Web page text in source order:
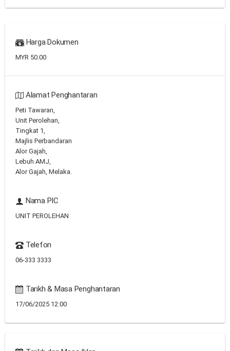
Harga Dokumen
MYR 50.00
Alamat Penghantaran
Peti Tawaran,
Unit Perolehan,
Tingkat 1,
Majlis Perbandaran
Alor Gajah,
Lebuh AMJ,
Alor Gajah, Melaka.
Nama PIC
UNIT PEROLEHAN
Telefon
06-333 3333
Tarikh & Masa Penghantaran
17/06/2025 12:00